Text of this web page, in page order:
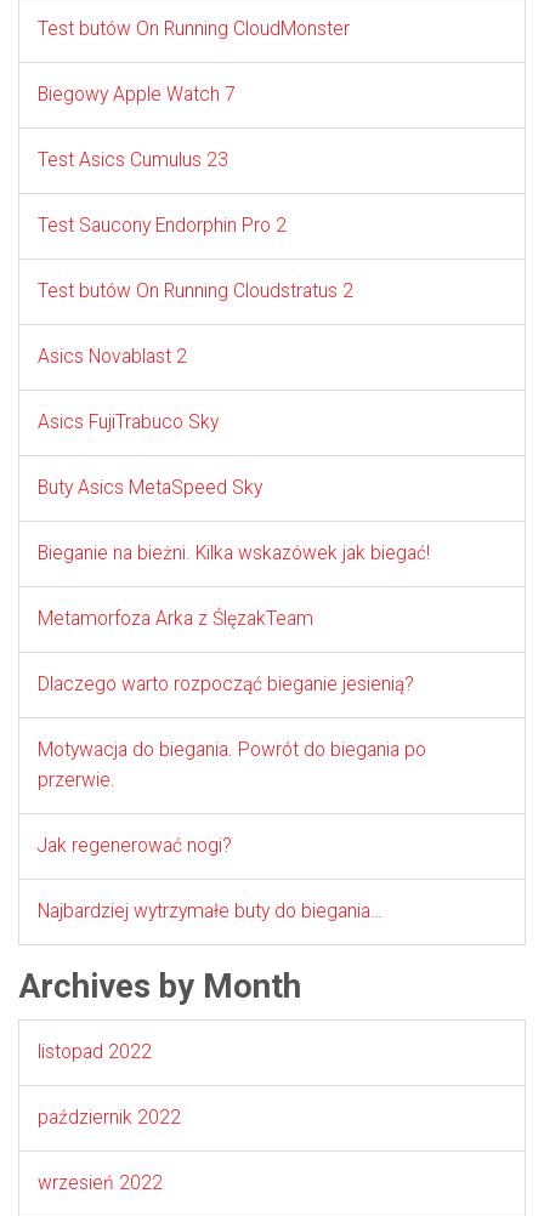
Test butów On Running CloudMonster
Biegowy Apple Watch 7
Test Asics Cumulus 23
Test Saucony Endorphin Pro 2
Test butów On Running Cloudstratus 2
Asics Novablast 2
Asics FujiTrabuco Sky
Buty Asics MetaSpeed Sky
Bieganie na bieżni. Kilka wskazówek jak biegać!
Metamorfoza Arka z ŚlęzakTeam
Dlaczego warto rozpocząć bieganie jesienią?
Motywacja do biegania. Powrót do biegania po
przerwie.
Jak regenerować nogi?
Najbardziej wytrzymałe buty do biegania…
Archives by Month
listopad 2022
październik 2022
wrzesień 2022